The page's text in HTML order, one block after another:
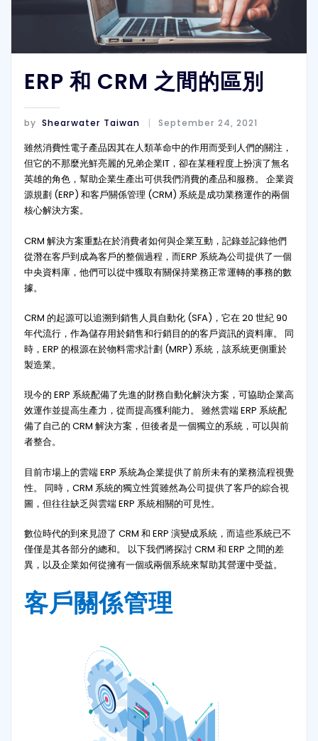
ERP 和 CRM 之間的區別
by Shearwater Taiwan September 24, 2021
雖然消費性電子產品因其在人類革命中的作用而受到人們的關注，
但它的不那麼光鮮亮麗的兄弟企業IT，卻在某種程度上扮演了無名
英雄的角色，幫助企業生產出可供我們消費的產品和服務。 企業資
源規劃 (ERP) 和客戶關係管理 (CRM) 系統是成功業務運作的兩個
核心解決方案。
CRM 解決方案重點在於消費者如何與企業互動，記錄並記錄他們
從潛在客戶到成為客戶的整個過程，而ERP 系統為公司提供了一個
中央資料庫，他們可以從中獲取有關保持業務正常運轉的事務的數
據。
CRM 的起源可以追溯到銷售人員自動化 (SFA)，它在 20 世紀 90
年代流行，作為儲存用於銷售和行銷目的的客戶資訊的資料庫。 同
時，ERP 的根源在於物料需求計劃 (MRP) 系統，該系統更側重於
製造業。
現今的 ERP 系統配備了先進的財務自動化解決方案，可協助企業高
效運作並提高生產力，從而提高獲利能力。 雖然雲端 ERP 系統配
備了自己的 CRM 解決方案，但後者是一個獨立的系統，可以與前
者整合。
目前市場上的雲端 ERP 系統為企業提供了前所未有的業務流程視覺
性。 同時，CRM 系統的獨立性質雖然為公司提供了客戶的綜合視
圖，但往往缺乏與雲端 ERP 系統相關的可見性。
數位時代的到來見證了 CRM 和 ERP 演變成系統，而這些系統已不
僅僅是其各部分的總和。 以下我們將探討 CRM 和 ERP 之間的差
異，以及企業如何從擁有一個或兩個系統來幫助其營運中受益。
客戶關係管理